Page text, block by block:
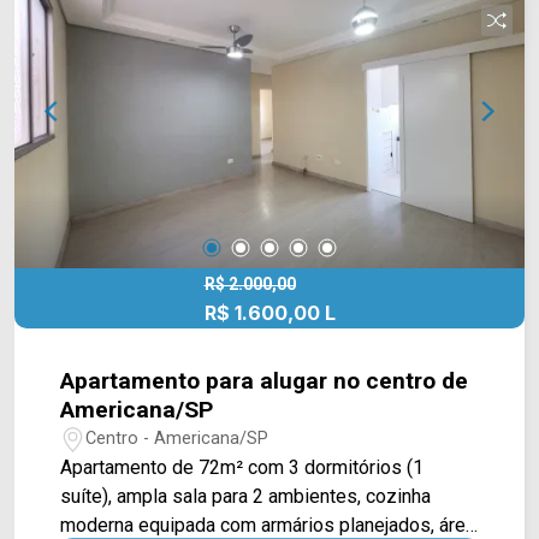
restaurantes e supermercados São Vicente e
Pague Menos e ponto de ônibus, em frente ao
Arbix Imóveis e agende a sua visita!! WhatsApp
e Telefone: 19 3475-4546 ARBIX IMÓVEIS -
Presente em cada mudança!
R$ 2.000,00
R$ 1.600,00 L
Apartamento para alugar no centro de
Americana/SP
Centro - Americana/SP
Apartamento de 72m² com 3 dormitórios (1
suíte), ampla sala para 2 ambientes, cozinha
moderna equipada com armários planejados, área